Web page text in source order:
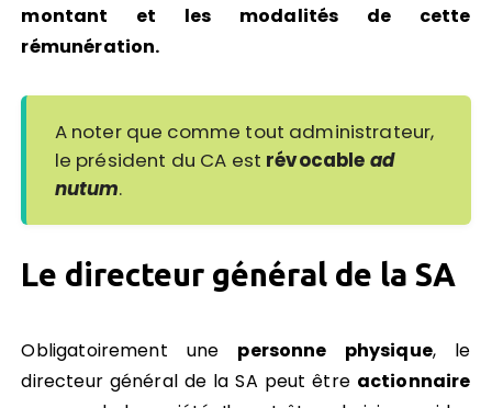
montant et les modalités de cette
rémunération.
A noter que comme tout administrateur,
le président du CA est révocable ad
nutum.
Le directeur général de la SA
Obligatoirement une personne physique, le
directeur général de la SA peut être actionnaire